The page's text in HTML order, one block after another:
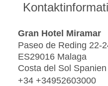
Gran Hotel Miramar
Paseo de Reding 22-
ES29016 Malaga
Costa del Sol Spanien
+34 +34952603000